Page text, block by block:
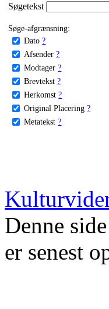
Søgetekst
Søge-afgrænsning:
Dato ?
Afsender ?
Modtager ?
Brevtekst ?
Herkomst ?
Original Placering ?
Metatekst ?
Denne
er senest